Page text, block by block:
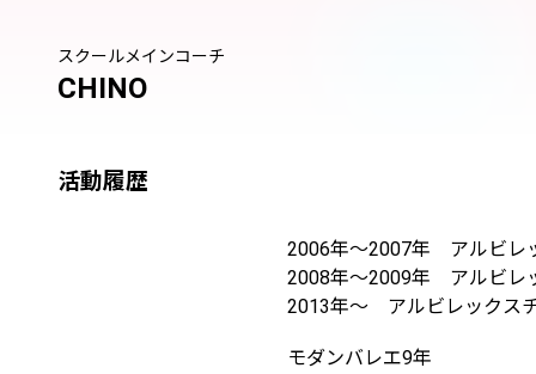
スクールメインコーチ
CHINO
活動履歴
2006年～2007年 アルビレ
2008年～2009年 アルビレ
2013年～ アルビレックス
モダンバレエ9年